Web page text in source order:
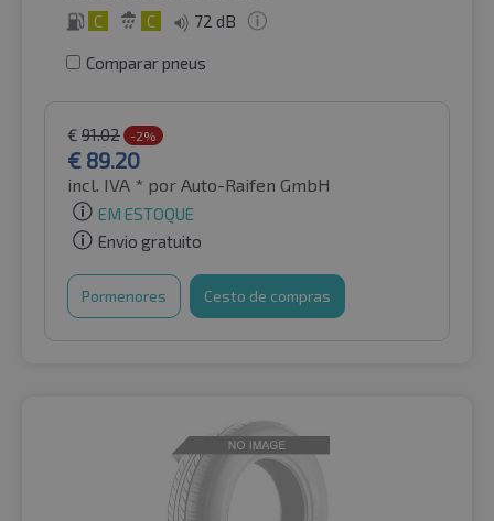
C C 72 dB
Comparar pneus
€ 91.02 -2%
€ 89.20
incl. IVA * por Auto-Raifen GmbH
EM ESTOQUE
Envio gratuito
Pormenores Cesto de compras